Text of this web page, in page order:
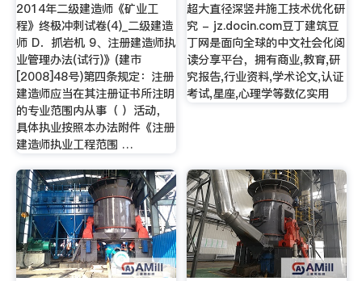
2014年二级建造师《矿业工
程》终极冲刺试卷(4)_二级建造
师 D．抓岩机 9、注册建造师执
业管理办法(试行)》(建市
[2008]48号)第四条规定：注册
建造师应当在其注册证书所注明
的专业范围内从事（ ）活动，
具体执业按照本办法附件《注册
建造师执业工程范围 …
超大直径深竖井施工技术优化研
究 - jz.docin.com豆丁建筑豆
丁网是面向全球的中文社会化阅
读分享平台，拥有商业,教育,研
究报告,行业资料,学术论文,认证
考试,星座,心理学等数亿实用